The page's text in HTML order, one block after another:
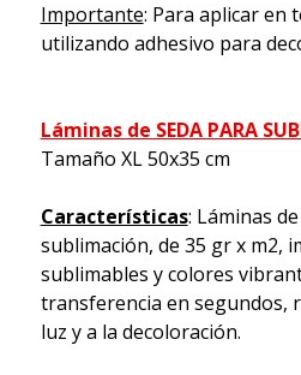
Importante: Para aplicar en
utilizando adhesivo para
Láminas de SEDA PARA
Tamaño XL 50x35 cm
Características: Láminas
sublimación, de 35 gr x m2,
sublimables y colores
transferencia en segundos,
luz y a la decoloración.